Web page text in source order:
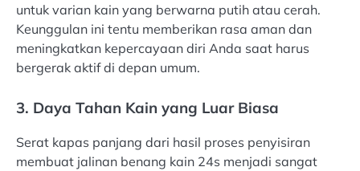
untuk varian kain yang berwarna putih atau cerah.
Keunggulan ini tentu memberikan rasa aman dan
meningkatkan kepercayaan diri Anda saat harus
bergerak aktif di depan umum.
3. Daya Tahan Kain yang Luar Biasa
Serat kapas panjang dari hasil proses penyisiran
membuat jalinan benang kain 24s menjadi sangat